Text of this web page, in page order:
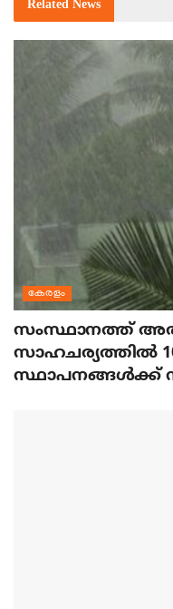
Related News
കേരളം
സംസ്ഥാനത്ത്
സാഹചര്യത്തിൽ 10
സ്ഥാപനങ്ങൾക്ക്